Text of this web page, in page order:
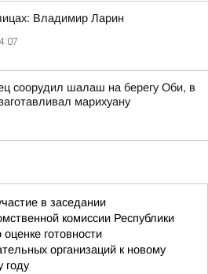
Владимир Ларин
соорудил шалаш на берегу Оби, в
марихуану
в заседании
комиссии Республики
готовности
организаций к новому
году